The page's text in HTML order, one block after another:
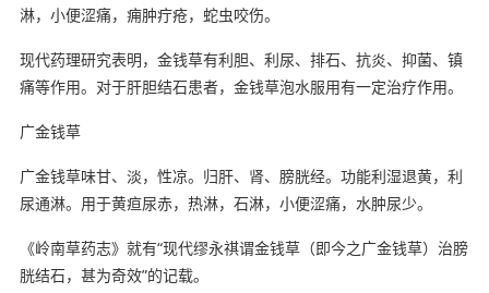
淋，小便涩痛，痈肿疔疮，蛇虫咬伤。
现代药理研究表明，金钱草有利胆、利尿、排石、抗炎、抑菌、镇
痛等作用。对于肝胆结石患者，金钱草泡水服用有一定治疗作用。
广金钱草
广金钱草味甘、淡，性凉。归肝、肾、膀胱经。功能利湿退黄，利
尿通淋。用于黄疸尿赤，热淋，石淋，小便涩痛，水肿尿少。
《岭南草药志》就有“现代缪永祺谓金钱草（即今之广金钱草）治膀
胱结石，甚为奇效”的记载。